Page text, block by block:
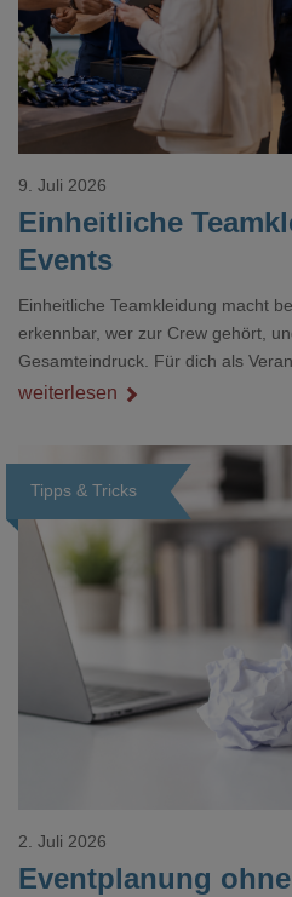
Einheitliche
Events
9. Juli 2026
Einheitliche Teamkleidung macht
erkennbar, wer zur Crew gehört,
Gesamteindruck. Für dich als
Nebenthema: Bei Textilien mit
weiterlesen
Tipps & Tricks
Eventplanung
2. Juli 2026